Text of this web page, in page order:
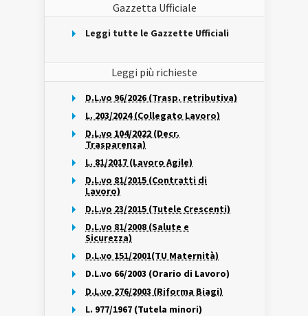
Gazzetta Ufficiale
Leggi tutte le Gazzette Ufficiali
Leggi più richieste
D.L.vo 96/2026 (Trasp. retributiva)
L. 203/2024 (Collegato Lavoro)
D.L.vo 104/2022 (Decr.
Trasparenza)
L. 81/2017 (Lavoro Agile)
D.L.vo 81/2015 (Contratti di
Lavoro)
D.L.vo 23/2015 (Tutele Crescenti)
D.L.vo 81/2008 (Salute e
Sicurezza)
D.L.vo 151/2001(TU Maternità)
D.L.vo 66/2003 (Orario di Lavoro)
D.L.vo 276/2003 (Riforma Biagi)
L. 977/1967 (Tutela minori)